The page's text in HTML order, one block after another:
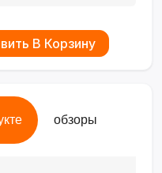
В Корзину
обзоры